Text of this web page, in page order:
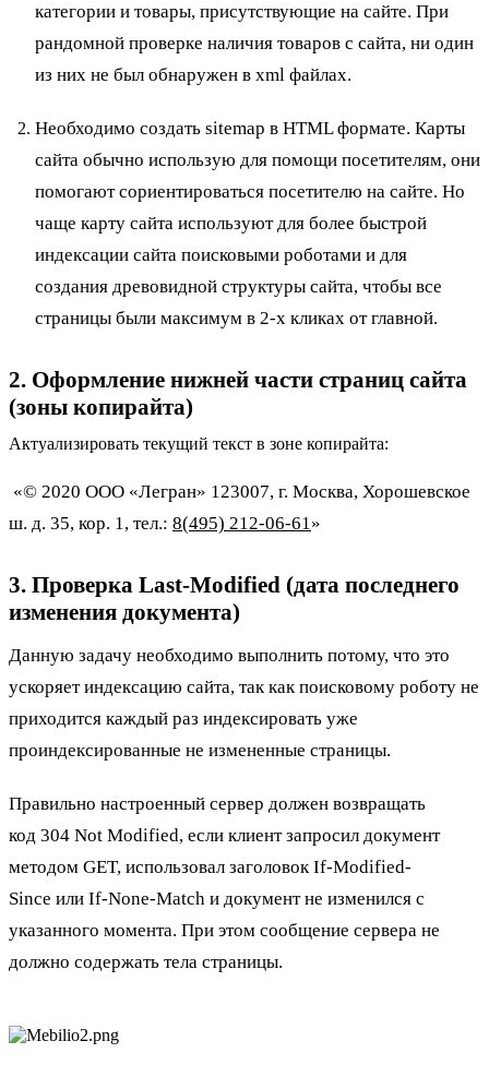
категории и товары, присутствующие на сайте. При
рандомной проверке наличия товаров с сайта, ни один
из них не был обнаружен в xml файлах.
Необходимо создать sitemap в HTML формате. Карты
сайта обычно использую для помощи посетителям, они
помогают сориентироваться посетителю на сайте. Но
чаще карту сайта используют для более быстрой
индексации сайта поисковыми роботами и для
создания древовидной структуры сайта, чтобы все
страницы были максимум в 2-х кликах от главной.
2. Оформление нижней части страниц сайта
(зоны копирайта)
Актуализировать текущий текст в зоне копирайта:
«© 2020 ООО «Легран» 123007, г. Москва, Хорошевское
ш. д. 35, кор. 1, тел.: 8(495) 212-06-61»
3. Проверка Last-Modified (дата последнего
изменения документа)
Данную задачу необходимо выполнить потому, что это
ускоряет индексацию сайта, так как поисковому роботу не
приходится каждый раз индексировать уже
проиндексированные не измененные страницы.
Правильно настроенный сервер должен возвращать
код 304 Not Modified, если клиент запросил документ
методом GET, использовал заголовок If-Modified-
Since или If-None-Match и документ не изменился с
указанного момента. При этом сообщение сервера не
должно содержать тела страницы.